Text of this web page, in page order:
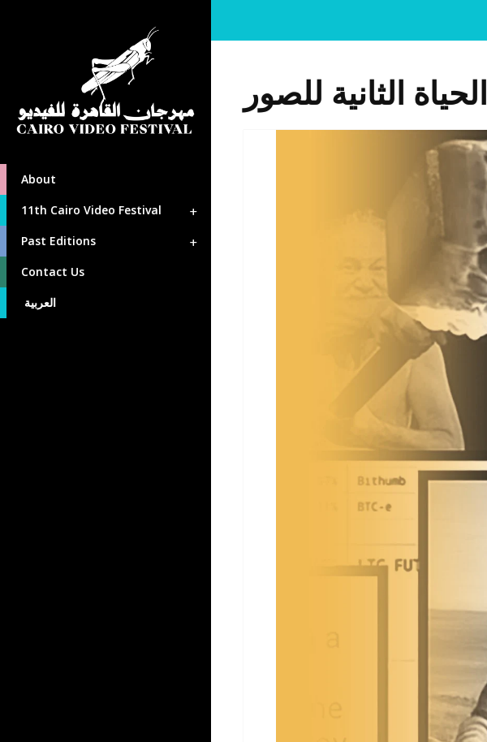
About
11th Cairo Video Festival
Past Editions
Contact Us
العربية
الحياة الثانية للصور